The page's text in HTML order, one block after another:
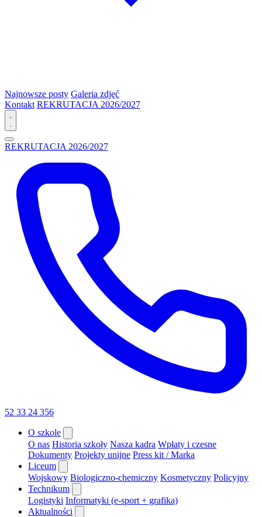
Najnowsze posty Galeria zdjęć
Kontakt REKRUTACJA 2026/2027
REKRUTACJA 2026/2027
52 33 24 356
O szkole
O nas Historia szkoły Nasza kadra Wpłaty i czesne
Dokumenty Projekty unijne Press kit / Marka
Liceum
Wojskowy Biologiczno-chemiczny Kosmetyczny Policyjny
Technikum
Logistyki Informatyki (e-sport + grafika)
Aktualności